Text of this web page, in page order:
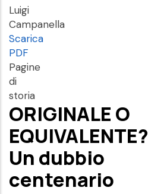
Luigi
Campanella
Scarica
PDF
Pagine
di
storia
ORIGINALE O
EQUIVALENTE?
Un dubbio
centenario